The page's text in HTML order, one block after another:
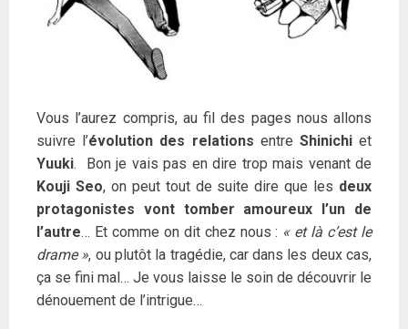
Vous l’aurez compris, au fil des pages nous allons
suivre l’évolution des relations entre Shinichiet
Yuuki. Bon je vais pas en dire trop mais venant de
Kouji Seo, on peut tout de suite dire que les deux
protagonistes vont tomber amoureux l’un de
l’autre… Et comme on dit chez nous : « et là c’est le
drame », ou plutôt la tragédie, car dans les deux cas,
ça se fini mal… Je vous laisse le soin de découvrir le
dénouement de l’intrigue…